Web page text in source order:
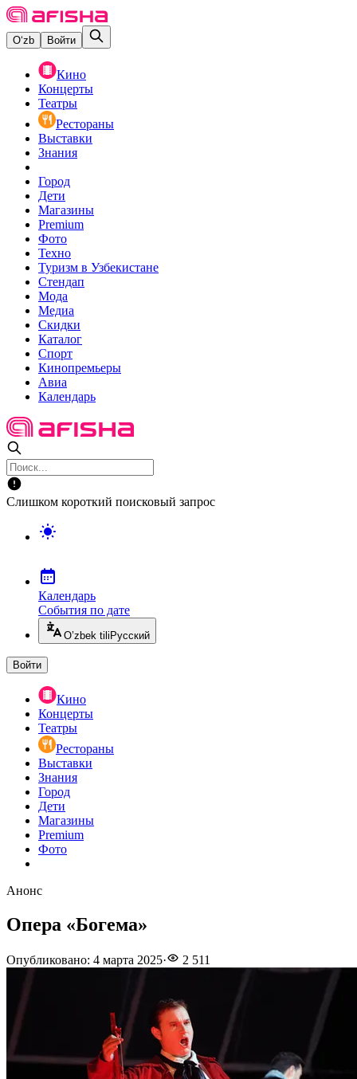
O‘zb Войти
Кино
Концерты
Театры
Рестораны
Выставки
Знания
Город
Дети
Магазины
Premium
Фото
Техно
Туризм в Узбекистане
Стендап
Мода
Медиа
Скидки
Каталог
Спорт
Кинопремьеры
Авиа
Календарь
Слишком короткий поисковый запрос
Календарь
События по дате
O’zbek tili Русский
Войти
Кино
Концерты
Театры
Рестораны
Выставки
Знания
Город
Дети
Магазины
Premium
Фото
Анонс
Опера «Богема»
Опубликовано: 4 марта 2025· 2 511